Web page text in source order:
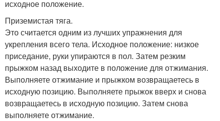
исходное положение.
Приземистая тяга.
Это считается одним из лучших упражнения для
укрепления всего тела. Исходное положение: низкое
приседание, руки упираются в пол. Затем резким
прыжком назад выходите в положение для отжимания.
Выполняете отжимание и прыжком возвращаетесь в
исходную позицию. Выполняете прыжок вверх и снова
возвращаетесь в исходную позицию. Затем снова
выполняете отжимание.